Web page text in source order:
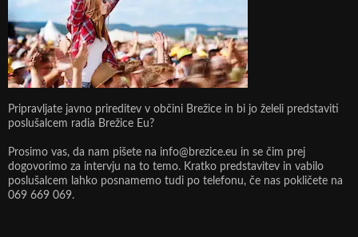
Pripravljate javno prireditev v občini Brežice in bi jo želeli predstaviti
poslušalcem radia Brežice Eu?
Prosimo vas, da nam pišete na info@brezice.eu in se čim prej
dogovorimo za intervju na to temo. Kratko predstavitev in vabilo
poslušalcem lahko posnamemo tudi po telefonu, če nas pokličete na
069 669 069.